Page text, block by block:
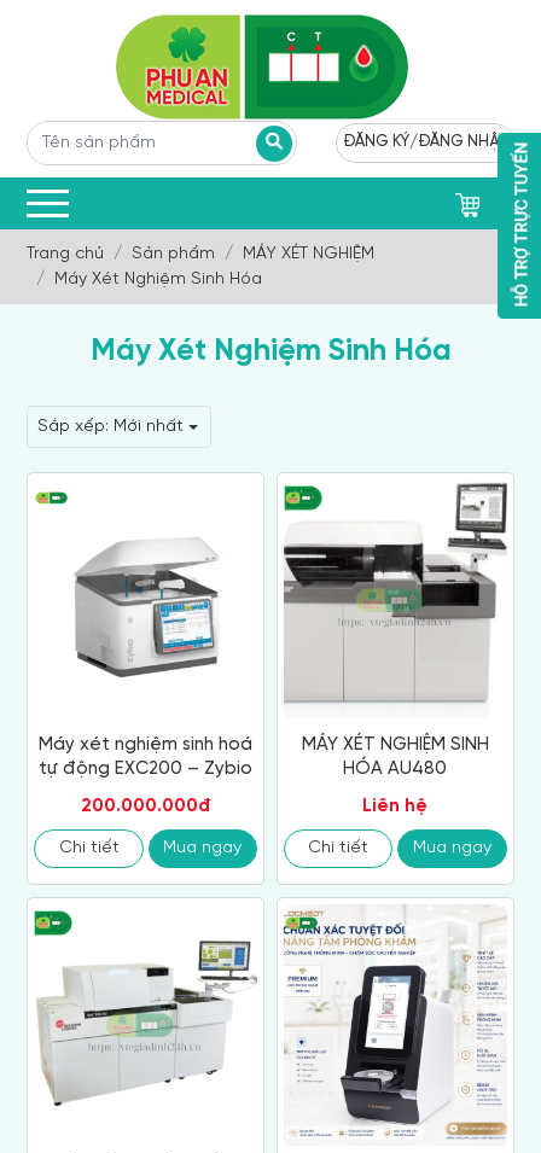
ĐĂNG KÝ/ĐĂNG NHẬP
Trang chủ Sản phẩm
MÁY XÉT NGHIỆM
Máy Xét Nghiệm Sinh Hóa
Máy Xét Nghiệm Sinh Hóa
Sắp xếp: Mới nhất
Máy xét nghiệm sinh hoá
tự động EXC200 – Zybio
200.000.000đ
Chi tiết Mua ngay
MÁY XÉT NGHIỆM SINH
HÓA AU480
Liên hệ
Chi tiết Mua ngay